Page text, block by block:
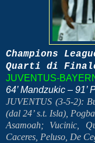
Champions
Quarti di
JUVENTUS-
64’ Mandzukic – 91’
JUVENTUS (3-5-2):
(dal 24’ s.t. Isla),
Asamoah; Vucinic,
Caceres, Peluso, De